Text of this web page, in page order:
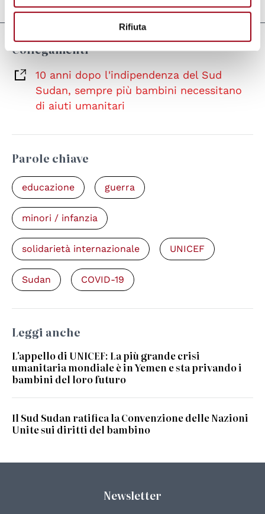
Rifiuta
Collegamenti
10 anni dopo l'indipendenza del Sud
Sudan, sempre più bambini necessitano
di aiuti umanitari
Parole chiave
educazione guerra
minori / infanzia
solidarietà internazionale UNICEF
Sudan COVID-19
Leggi anche
L'appello di UNICEF: La più grande crisi
umanitaria mondiale è in Yemen e sta privando i
bambini del loro futuro
Il Sud Sudan ratifica la Convenzione delle Nazioni
Unite sui diritti del bambino
Newsletter